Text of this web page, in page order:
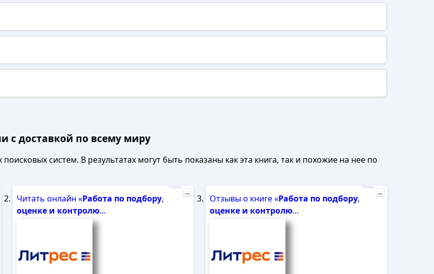
с доставкой по всему миру
систем. В результатах могут быть показаны как эта книга, так и похожие на нее по
Читать онлайн «Работа по подбору,
оценке и контролю...
Реклама
...
Отзывы о книге «Работа по подбору,
оценке и контролю...
Реклама
...